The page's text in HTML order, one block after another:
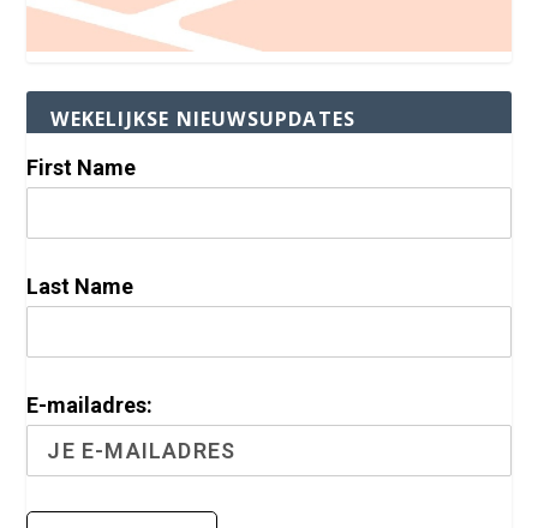
WEKELIJKSE NIEUWSUPDATES
First Name
Last Name
E-mailadres: